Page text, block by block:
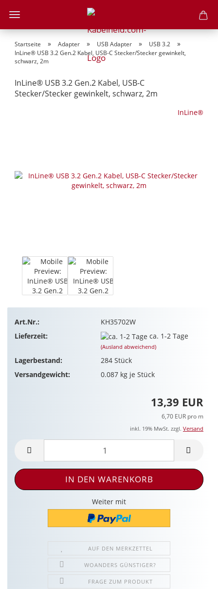
Startseite » Adapter » USB Adapter » USB 3.2 »
InLine® USB 3.2 Gen.2 Kabel, USB-C Stecker/Stecker gewinkelt,
schwarz, 2m
InLine® USB 3.2 Gen.2 Kabel, USB-C
Stecker/Stecker gewinkelt, schwarz, 2m
InLine®
Art.Nr.:
KH35702W
Lieferzeit:
ca. 1-2 Tage
(Ausland abweichend)
Lagerbestand: 284 Stück
Versandgewicht:
0.087kg je Stück
13,39 EUR
6,70 EUR pro m
inkl. 19% MwSt. zzgl. Versand
Weiter mit
AUF DEN MERKZETTEL
WOANDERS GÜNSTIGER?
FRAGE ZUM PRODUKT